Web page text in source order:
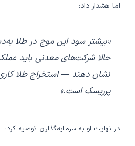
اما هشدار داد:
«بیشتر سود این موج در طلا
حالا شرکت‌های معدنی باید
نشان دهند — استخراج طلا
پرریسک است.»
در نهایت او به سرمایه‌گذاران توصیه کرد: